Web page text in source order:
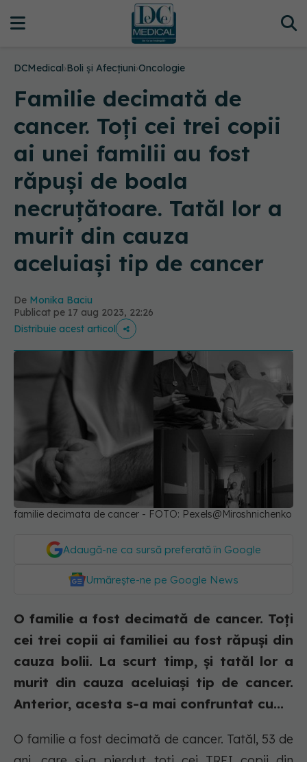
DCMedical›Boli și Afecțiuni›Oncologie
Familie decimată de
cancer. Toți cei trei copii
ai unei familii au fost
răpuși de boala
necruțătoare. Tatăl lor a
murit din cauza
aceluiași tip de cancer
De Monika Baciu
Publicat pe 17 aug 2023, 22:26
Distribuie acest articol
familie decimata de cancer - FOTO: Pexels@Miroshnichenko
Adaugă-ne ca sursă preferată în Google
Urmărește-ne pe Google News
O familie a fost decimată de cancer. Toți
cei trei copii ai familiei au fost răpuși din
cauza bolii. La scurt timp, și tatăl lor a
murit din cauza aceluiași tip de cancer.
Anterior, acesta s-a mai confruntat cu...
O familie a fost decimată de cancer. Tatăl, 53 de